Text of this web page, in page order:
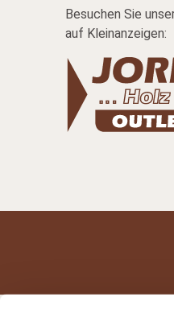
Besuchen Sie
auf Kleinanzeigen: